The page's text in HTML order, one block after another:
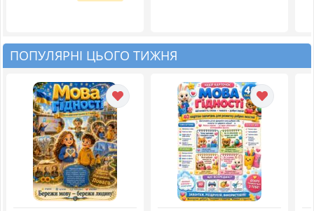
ПОПУЛЯРНІ ЦЬОГО ТИЖНЯ